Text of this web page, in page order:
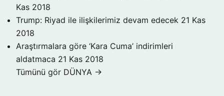
Kas 2018
Trump: Riyad ile ilişkilerimiz devam edecek 21 Kas
2018
Araştırmalara göre ‘Kara Cuma’ indirimleri
aldatmaca 21 Kas 2018
Tümünü gör DÜNYA →